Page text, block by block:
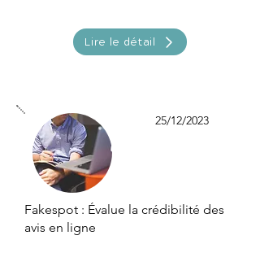
Lire le détail
25/12/2023
Fakespot : Évalue la crédibilité des
avis en ligne